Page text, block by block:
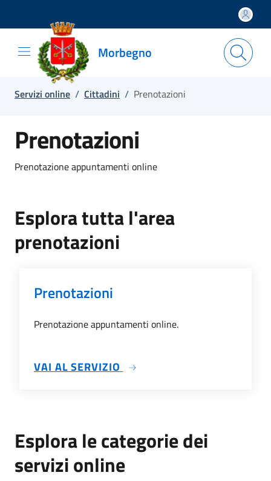
Salta e vai al contenuto
Salta e vai al footer
Morbegno
Servizi online / Cittadini / Prenotazioni
Prenotazioni
Prenotazione appuntamenti online
Esplora tutta l'area
prenotazioni
Prenotazioni
Prenotazione appuntamenti online.
VAI AL SERVIZIO SU PRENOTAZIONI
Esplora le categorie dei
servizi online